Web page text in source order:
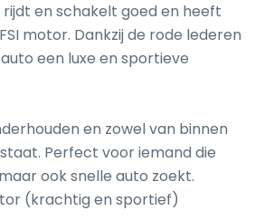
rijdt en schakelt goed en heeft
motor. Dankzij de rode lederen
een luxe en sportieve
en zowel van binnen
Perfect voor iemand die
ook snelle auto zoekt.
(krachtig en sportief)